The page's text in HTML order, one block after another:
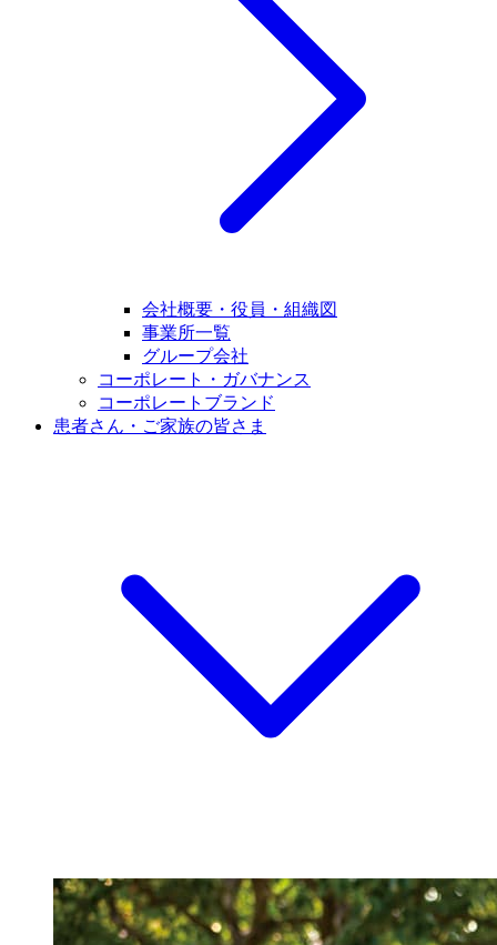
会社概要・役員・組織図
事業所一覧
グループ会社
コーポレート・ガバナンス
コーポレートブランド
患者さん・ご家族の皆さま